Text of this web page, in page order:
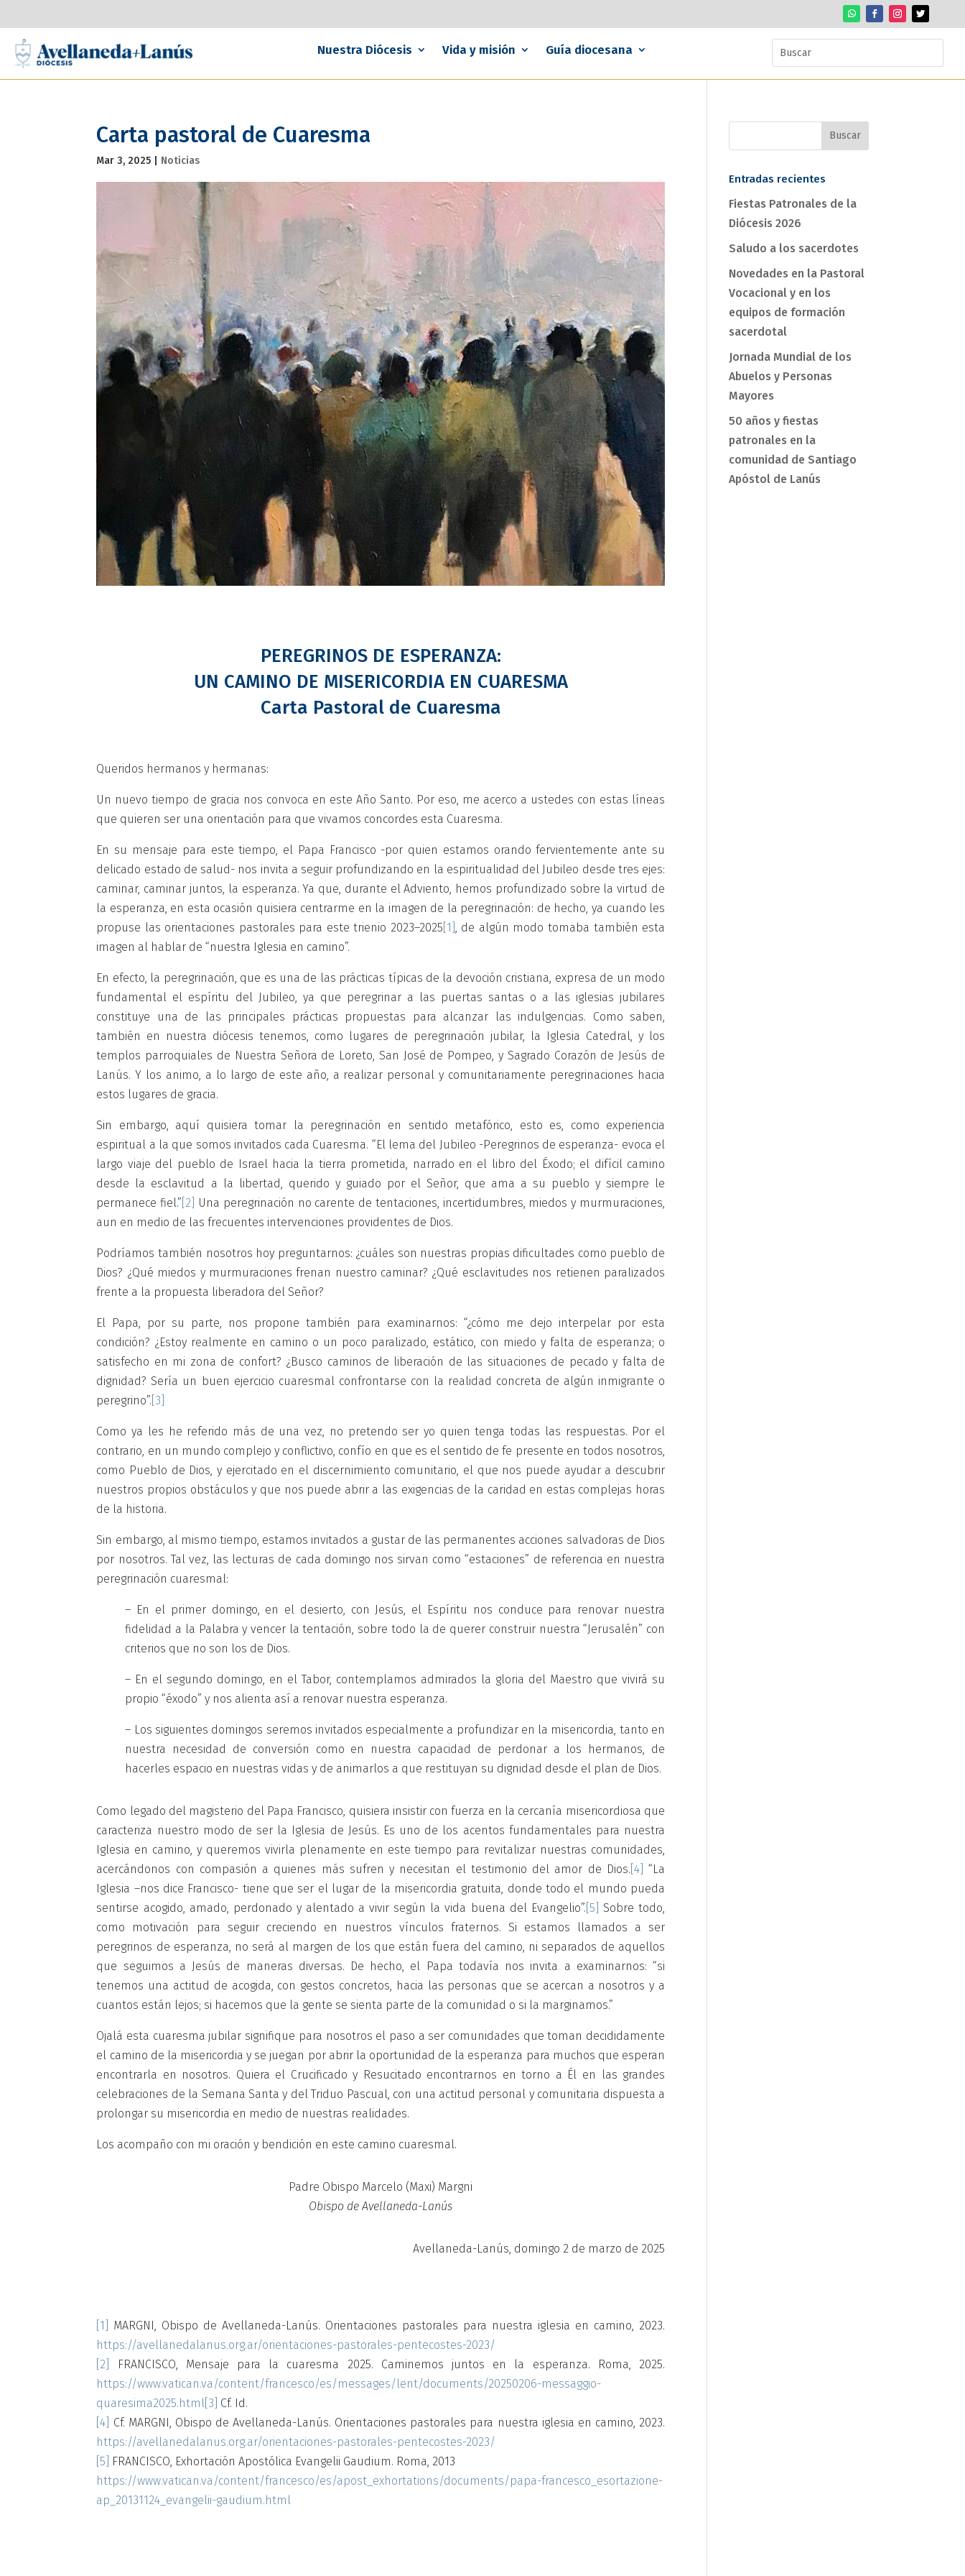
Nuestra Diócesis Vida y misión Guía diocesana
Carta pastoral de Cuaresma
Mar 3, 2025 Noticias
PEREGRINOS DE ESPERANZA:
UN CAMINO DE MISERICORDIA EN CUARESMA
Carta Pastoral de Cuaresma
Queridos hermanos y hermanas:
Un nuevo tiempo de gracia nos convoca en este Año Santo. Por eso, me acerco a ustedes con estas líneas
que quieren ser una orientación para que vivamos concordes esta Cuaresma.
En su mensaje para este tiempo, el Papa Francisco -por quien estamos orando fervientemente ante su
delicado estado de salud- nos invita a seguir profundizando en la espiritualidad del Jubileo desde tres ejes:
caminar, caminar juntos, la esperanza. Ya que, durante el Adviento, hemos profundizado sobre la virtud de
la esperanza, en esta ocasión quisiera centrarme en la imagen de la peregrinación: de hecho, ya cuando les
propuse las orientaciones pastorales para este trienio 2023–2025 [1]
, de algún modo tomaba también esta
imagen al hablar de “nuestra Iglesia en camino”.
En efecto, la peregrinación, que es una de las prácticas típicas de la devoción cristiana, expresa de un modo
fundamental el espíritu del Jubileo, ya que peregrinar a las puertas santas o a las iglesias jubilares
constituye una de las principales prácticas propuestas para alcanzar las indulgencias. Como saben,
también en nuestra diócesis tenemos, como lugares de peregrinación jubilar, la Iglesia Catedral, y los
templos parroquiales de Nuestra Señora de Loreto, San José de Pompeo, y Sagrado Corazón de Jesús de
Lanús. Y los animo, a lo largo de este año, a realizar personal y comunitariamente peregrinaciones hacia
estos lugares de gracia.
Sin embargo, aquí quisiera tomar la peregrinación en sentido metafórico, esto es, como experiencia
espiritual a la que somos invitados cada Cuaresma. “El lema del Jubileo -Peregrinos de esperanza- evoca el
largo viaje del pueblo de Israel hacia la tierra prometida, narrado en el libro del Éxodo; el difícil camino
desde la esclavitud a la libertad, querido y guiado por el Señor, que ama a su pueblo y siempre le
permanece fiel.” [2]
Una peregrinación no carente de tentaciones, incertidumbres, miedos y murmuraciones,
aun en medio de las frecuentes intervenciones providentes de Dios.
Podríamos también nosotros hoy preguntarnos: ¿cuáles son nuestras propias dificultades como pueblo de
Dios? ¿Qué miedos y murmuraciones frenan nuestro caminar? ¿Qué esclavitudes nos retienen paralizados
frente a la propuesta liberadora del Señor?
El Papa, por su parte, nos propone también para examinarnos: “¿cómo me dejo interpelar por esta
condición? ¿Estoy realmente en camino o un poco paralizado, estático, con miedo y falta de esperanza; o
satisfecho en mi zona de confort? ¿Busco caminos de liberación de las situaciones de pecado y falta de
dignidad? Sería un buen ejercicio cuaresmal confrontarse con la realidad concreta de algún inmigrante o
peregrino”. [3]
Como ya les he referido más de una vez, no pretendo ser yo quien tenga todas las respuestas. Por el
contrario, en un mundo complejo y conflictivo, confío en que es el sentido de fe presente en todos nosotros,
como Pueblo de Dios, y ejercitado en el discernimiento comunitario, el que nos puede ayudar a descubrir
nuestros propios obstáculos y que nos puede abrir a las exigencias de la caridad en estas complejas horas
de la historia.
Sin embargo, al mismo tiempo, estamos invitados a gustar de las permanentes acciones salvadoras de Dios
por nosotros. Tal vez, las lecturas de cada domingo nos sirvan como “estaciones” de referencia en nuestra
peregrinación cuaresmal:
– En el primer domingo, en el desierto, con Jesús, el Espíritu nos conduce para renovar nuestra
fidelidad a la Palabra y vencer la tentación, sobre todo la de querer construir nuestra “Jerusalén” con
criterios que no son los de Dios.
– En el segundo domingo, en el Tabor, contemplamos admirados la gloria del Maestro que vivirá su
propio “éxodo” y nos alienta así a renovar nuestra esperanza.
– Los siguientes domingos seremos invitados especialmente a profundizar en la misericordia, tanto en
nuestra necesidad de conversión como en nuestra capacidad de perdonar a los hermanos, de
hacerles espacio en nuestras vidas y de animarlos a que restituyan su dignidad desde el plan de Dios.
Como legado del magisterio del Papa Francisco, quisiera insistir con fuerza en la cercanía misericordiosa que
caracteriza nuestro modo de ser la Iglesia de Jesús. Es uno de los acentos fundamentales para nuestra
Iglesia en camino, y queremos vivirla plenamente en este tiempo para revitalizar nuestras comunidades,
acercándonos con compasión a quienes más sufren y necesitan el testimonio del amor de Dios. [4]
“La
Iglesia –nos dice Francisco- tiene que ser el lugar de la misericordia gratuita, donde todo el mundo pueda
sentirse acogido, amado, perdonado y alentado a vivir según la vida buena del Evangelio”. [5]
Sobre todo,
como motivación para seguir creciendo en nuestros vínculos fraternos. Si estamos llamados a ser
peregrinos de esperanza, no será al margen de los que están fuera del camino, ni separados de aquellos
que seguimos a Jesús de maneras diversas. De hecho, el Papa todavía nos invita a examinarnos: “si
tenemos una actitud de acogida, con gestos concretos, hacia las personas que se acercan a nosotros y a
cuantos están lejos; si hacemos que la gente se sienta parte de la comunidad o si la marginamos.”
Ojalá esta cuaresma jubilar signifique para nosotros el paso a ser comunidades que toman decididamente
el camino de la misericordia y se juegan por abrir la oportunidad de la esperanza para muchos que esperan
encontrarla en nosotros. Quiera el Crucificado y Resucitado encontrarnos en torno a Él en las grandes
celebraciones de la Semana Santa y del Triduo Pascual, con una actitud personal y comunitaria dispuesta a
prolongar su misericordia en medio de nuestras realidades.
Los acompaño con mi oración y bendición en este camino cuaresmal.
Padre Obispo Marcelo (Maxi) Margni
Obispo de Avellaneda-Lanús
Avellaneda-Lanús, domingo 2 de marzo de 2025
[1]
MARGNI, Obispo de Avellaneda-Lanús. Orientaciones pastorales para nuestra iglesia en camino, 2023.
https://avellanedalanus.org.ar/orientaciones-pastorales-pentecostes-2023/
[2]
FRANCISCO, Mensaje para la cuaresma 2025. Caminemos juntos en la esperanza. Roma, 2025.
https://www.vatican.va/content/francesco/es/messages/lent/documents/20250206-messaggio-
quaresima2025.html [3] Cf. Id.
[4]
Cf. MARGNI, Obispo de Avellaneda-Lanús. Orientaciones pastorales para nuestra iglesia en camino, 2023.
https://avellanedalanus.org.ar/orientaciones-pastorales-pentecostes-2023/
[5]
FRANCISCO, Exhortación Apostólica Evangelii Gaudium. Roma, 2013
https://www.vatican.va/content/francesco/es/apost_exhortations/documents/papa-francesco_esortazione-
ap_20131124_evangelii-gaudium.html
Entradas recientes
Fiestas Patronales de la
Diócesis 2026
Saludo a los sacerdotes
Novedades en la Pastoral
Vocacional y en los
equipos de formación
sacerdotal
Jornada Mundial de los
Abuelos y Personas
Mayores
50 años y fiestas
patronales en la
comunidad de Santiago
Apóstol de Lanús